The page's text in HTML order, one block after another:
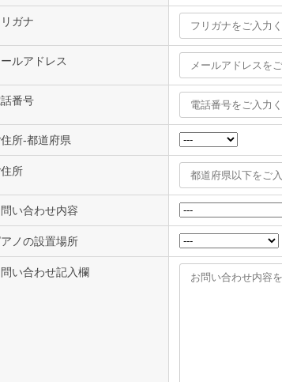
ガナ
ールアドレス
番号
住所-都道府県
所
い合わせ内容
アノの設置場所
い合わせ記入欄